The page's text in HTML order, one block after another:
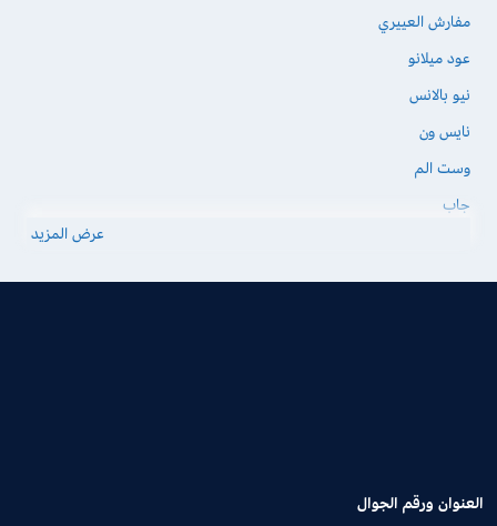
مفارش العييري
عود ميلانو
نيو بالانس
نايس ون
وست الم
جاب
عرض المزيد
العنوان ورقم الجوال